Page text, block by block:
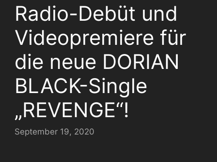
Radio-Debüt und
Videopremiere für
die neue DORIAN
BLACK-Single
„REVENGE“!
September 19, 2020